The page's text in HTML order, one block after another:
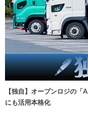
【独自】オープンロジの
にも活用本格化